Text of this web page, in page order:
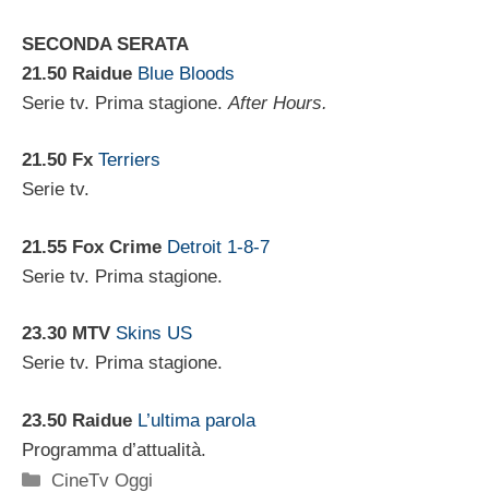
SECONDA SERATA
21.50 Raidue Blue Bloods
Serie tv. Prima stagione.After Hours.
21.50 Fx Terriers
Serie tv.
21.55 Fox Crime Detroit 1-8-7
Serie tv. Prima stagione.
23.30 MTV Skins US
Serie tv. Prima stagione.
23.50 Raidue L’ultima parola
Programma d’attualità.
Categorie
CineTv Oggi